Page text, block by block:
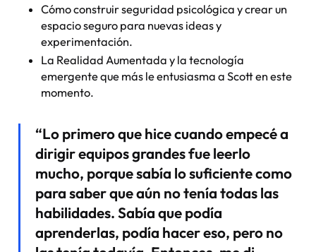
Cómo construir seguridad psicológica y crear un
espacio seguro para nuevas ideas y
experimentación.
La Realidad Aumentada y la tecnología
emergente que más le entusiasma a Scott en este
momento.
“Lo primero que hice cuando empecé a
dirigir equipos grandes fue leerlo
mucho, porque sabía lo suficiente como
para saber que aún no tenía todas las
habilidades. Sabía que podía
aprenderlas, podía hacer eso, pero no